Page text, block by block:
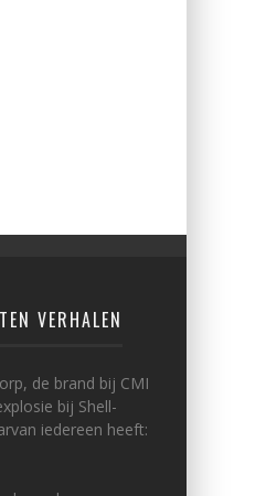
VERHALEN
de brand bij CMI
bij Shell-
iedereen heeft: